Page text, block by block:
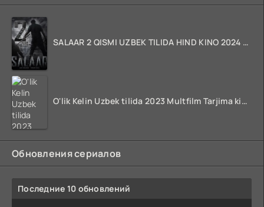
SALAAR 2 QISMI UZBEK TILIDA HIND KINO 2024 TARJIMA 720p HD Skachat
O'lik Kelin Uzbek tilida 2023 Multfilm Tarjima kino skachat
Обновления сериалов
Последние 10 обновлений